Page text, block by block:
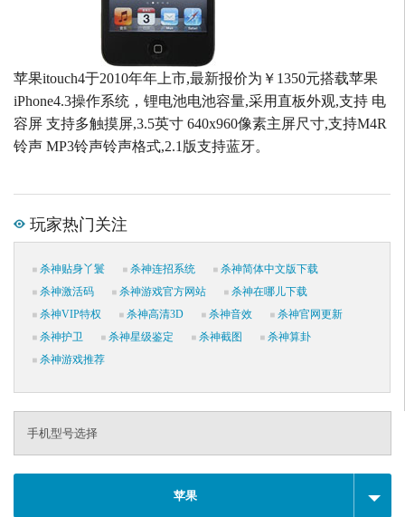
苹果itouch4于2010年年上市,最新报价为￥1350元搭载苹果
iPhone4.3操作系统，锂电池电池容量,采用直板外观,支持 电
容屏 支持多触摸屏,3.5英寸 640x960像素主屏尺寸,支持M4R
铃声 MP3铃声铃声格式,2.1版支持蓝牙。
玩家热门关注
杀神贴身丫鬟 杀神连招系统
杀神简体中文版下载
杀神激活码
杀神游戏官方网站
杀神在哪儿下载
杀神VIP特权
杀神高清3D 杀神音效
杀神官网更新
杀神护卫
杀神星级鉴定 杀神截图
杀神算卦
杀神游戏推荐
手机型号选择
苹果